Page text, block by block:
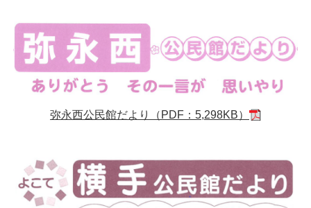
弥永西公民館だより（PDF：5,298KB）